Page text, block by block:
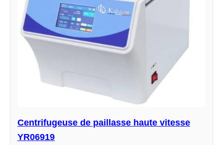
Centrifugeuse de paillasse haute vitesse
YR06919